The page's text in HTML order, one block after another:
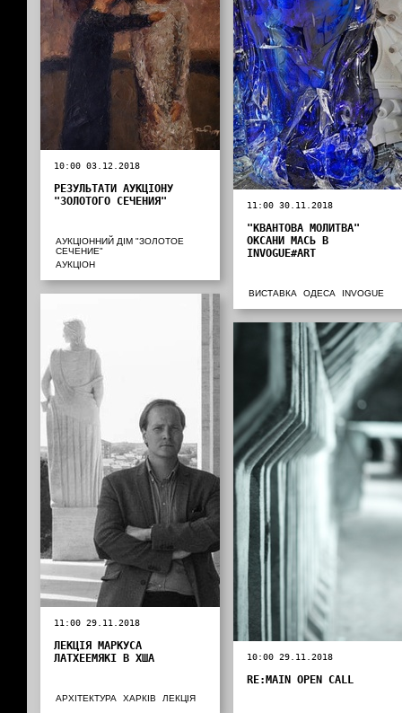
10:00 03.12.2018
РЕЗУЛЬТАТИ АУКЦІОНУ
"ЗОЛОТОГО СЕЧЕНИЯ"
АУКЦІОННИЙ ДІМ "ЗОЛОТОЕ
СЕЧЕНИЕ"
АУКЦІОН
11:00 30.11.2018
"КВАНТОВА МОЛИТВА"
ОКСАНИ МАСЬ В
INVOGUE#ART
ВИСТАВКА ОДЕСА INVOGUE
11:00 29.11.2018
ЛЕКЦІЯ МАРКУСА
ЛАТХЕЕМЯКІ В ХША
АРХІТЕКТУРА ХАРКІВ ЛЕКЦІЯ
10:00 29.11.2018
RE:MAIN OPEN CALL